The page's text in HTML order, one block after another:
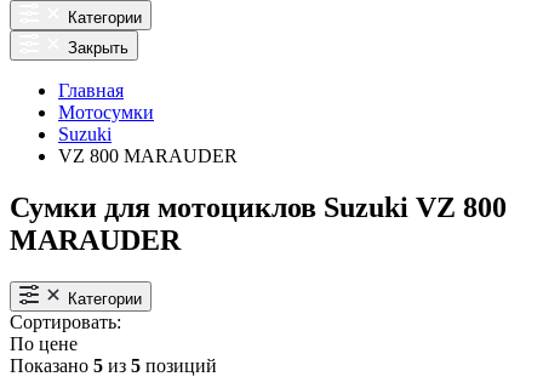
Категории
Закрыть
Главная
Мотосумки
Suzuki
VZ 800 MARAUDER
Сумки для мотоциклов Suzuki VZ 800
MARAUDER
Категории
Сортировать:
По цене
Показано 5 из 5 позиций